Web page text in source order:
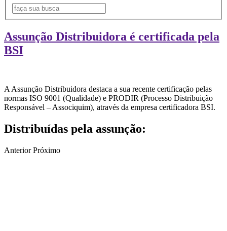
Assunção Distribuidora é certificada pela
BSI
A Assunção Distribuidora destaca a sua recente certificação pelas
normas ISO 9001 (Qualidade) e PRODIR (Processo Distribuição
Responsável – Associquim), através da empresa certificadora BSI.
Distribuídas pela assunção:
Anterior Próximo